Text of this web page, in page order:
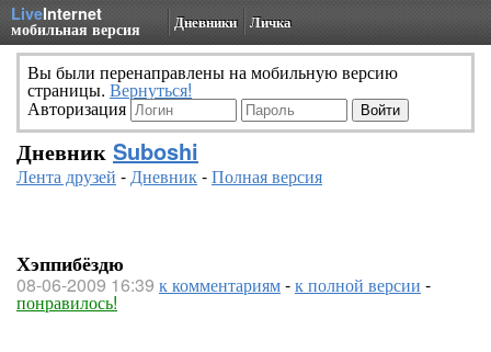
LiveInternet
мобильная версия Дневники Личка
Вы были перенаправлены на мобильную версию
страницы. Вернуться!
Авторизация
Дневник Suboshi
Лента друзей -Дневник-Полная версия
Хэппибёздю
08-06-2009 16:39 к комментариям-к полной версии -
понравилось!